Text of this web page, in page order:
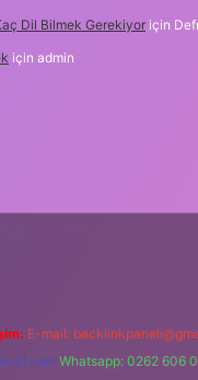
Dil Bilmek Gerekiyor için
için admin
E-mail:
Whatsapp: 0262 606